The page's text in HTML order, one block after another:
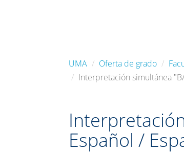
UMA Oferta de grado
Interpretación simultánea
Español /